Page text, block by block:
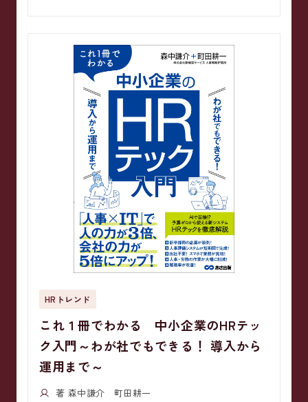
HRトレンド
これ１冊でわかる 中小企業のHRテッ
ク入門～わが社でもできる！ 導入から
運用まで～
著 森中謙介 町田耕一